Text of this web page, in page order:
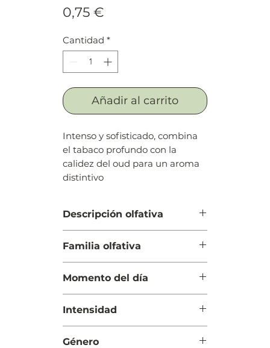
0,75 €
Cantidad *
Añadir al carrito
Intenso y sofisticado, combina
el tabaco profundo con la
calidez del oud para un aroma
distintivo
Descripción olfativa
Cuerpo: Especiadas, canela y
cilantro
Fondo: Tabaco, madera de oud,
Familia olfativa
Momento del día
Intensidad
Género